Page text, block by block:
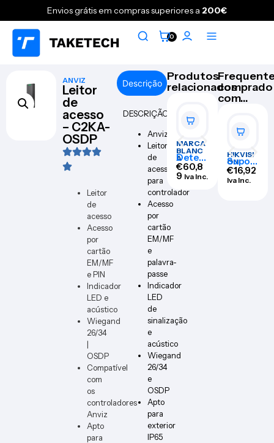
Envios grátis em compras superiores a 200€
0
ANVIZ
Leitor
de
acesso
– C2KA-
OSDP
Leitor
de
acesso
Acesso
por
cartão
EM/MF
e PIN
Indicador
LED e
acústico
Wiegand
26/34
|
OSDP
Compatível
com
os
controladores
Anviz
Apto
para
Descrição
DESCRIÇÃO
Anviz
Leitor
de
acesso
para
controlador
Acesso
por
cartão
EM/MF
e
palavra-
passe
Indicador
LED
de
sinalização
e
acústico
Wiegand
26/34
e
OSDP
Apto
para
exterior
IP65
Produtos
relacionados
MARCA
BLANC
A
Detec
tor de
barreir
infrave
€60,8
9 Iva Inc.
BLANC
A
Conve
rtidor
AV a
HDMI
€30,4
4 Iva Inc.
comprado
com...
HIKVISI
ON
Suport
e de
parede
€16,92
Iva Inc.